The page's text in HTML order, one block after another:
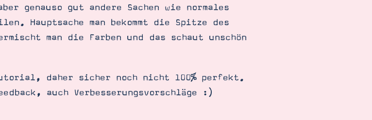
genauso gut andere Sachen wie normales
Hauptsache man bekommt die Spitze des
man die Farben und das schaut unschön
daher sicher noch nicht 100% perfekt.
auch Verbesserungsvorschläge :)